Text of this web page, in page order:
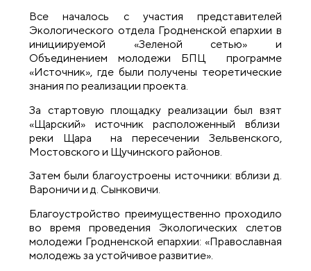
Все началось с участия представителей
Экологического отдела Гродненской епархии в
инициируемой «Зеленой сетью» и
Объединением молодежи БПЦ программе
«Источник», где были получены теоретические
знания по реализации проекта.
За стартовую площадку реализации был взят
«Щарский» источник расположенный вблизи
реки Щара на пересечении Зельвенского,
Мостовского и Щучинского районов.
Затем были благоустроены источники: вблизи д.
Вароничи и д. Сынковичи.
Благоустройство преимущественно проходило
во время проведения Экологических слетов
молодежи Гродненской епархии: «Православная
молодежь за устойчивое развитие».